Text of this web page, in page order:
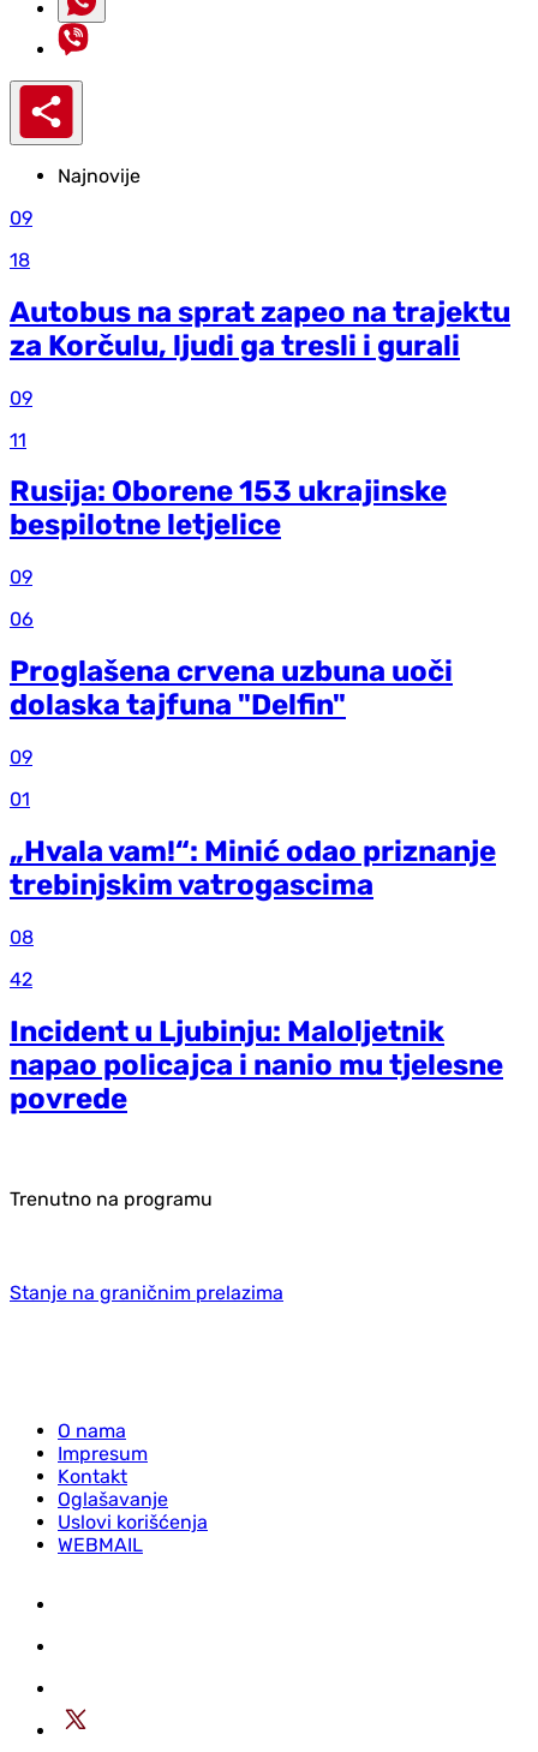
Najnovije
09
18
Autobus na sprat zapeo na trajektu
za Korčulu, ljudi ga tresli i gurali
09
11
Rusija: Oborene 153 ukrajinske
bespilotne letjelice
09
06
Proglašena crvena uzbuna uoči
dolaska tajfuna "Delfin"
09
01
„Hvala vam!“: Minić odao priznanje
trebinjskim vatrogascima
08
42
Incident u Ljubinju: Maloljetnik
napao policajca i nanio mu tjelesne
povrede
Trenutno na programu
Stanje na graničnim prelazima
O nama
Impresum
Kontakt
Oglašavanje
Uslovi korišćenja
WEBMAIL